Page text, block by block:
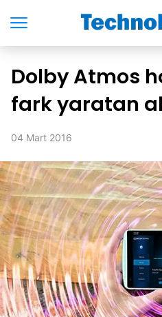
Dolby Atmos
fark yaratan
04 Mart 2016